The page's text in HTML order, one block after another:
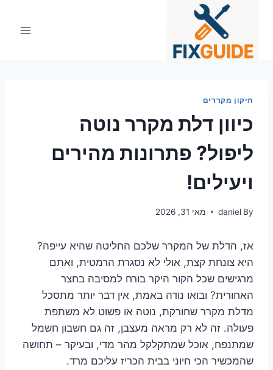
תיקון מקררים
כיוון דלת מקרר נוטה
ליפול? פתרונות מהירים
ויעילים!
By
daniel מאי 31, 2026
אז, הדלת של המקרר שלכם החליטה שהיא עייפה?
היא צונחת קצת, אולי לא נסגרת הרמטית, ואתם
מרגישים שכל הקור היקר בורח למסיבה בחצר
האחורית? ובואו נודה באמת, אין דבר יותר מתסכל
מדלת מקרר שחורקת, נוטה או פשוט לא משתפת
פעולה. זה לא רק מראה מעצבן, זה גם חשבון חשמל
שמתנפח, אוכל שמתקלקל מהר מדי, ובעיקר – תחושה
שהמכשיר הכי חיוני בבית הכריז עליכם מרד.